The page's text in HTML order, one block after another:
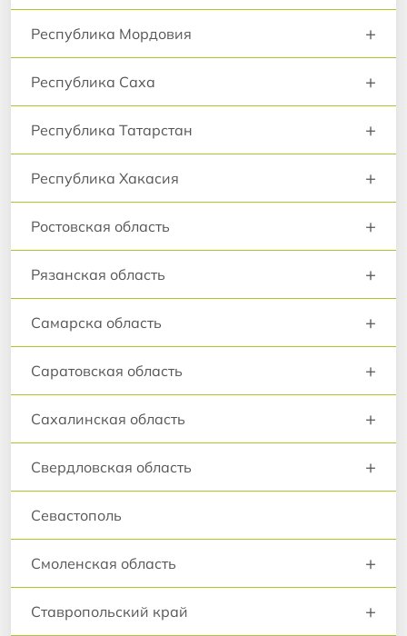
Республика Мордовия +
Республика Саха +
Республика Татарстан +
Республика Хакасия +
Ростовская область +
Рязанская область +
Самарска область +
Саратовская область +
Сахалинская область +
Свердловская область +
Севастополь
Смоленская область +
Ставропольский край +